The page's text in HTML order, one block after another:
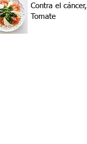
Contra el cáncer,
Tomate